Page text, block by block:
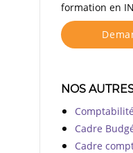
formation en
NOS
Cadre
Cadre